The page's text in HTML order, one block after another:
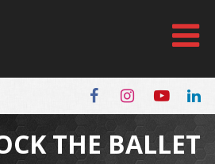
THE BALLET